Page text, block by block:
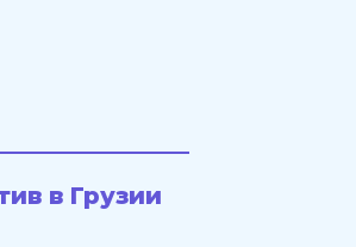
в Грузии